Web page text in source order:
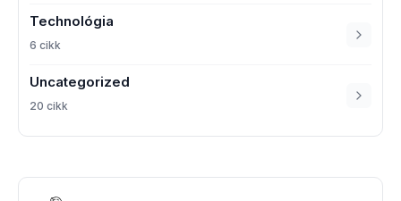
Technológia
6 cikk
Uncategorized
20 cikk